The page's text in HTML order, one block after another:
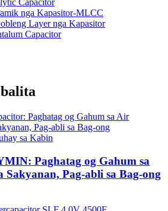
Capacitor
nga Kapasitor-MLCC
Layer nga Kapasitor
Capacitor
Paghatag og Gahum sa
Pag-abli sa Bag-ong